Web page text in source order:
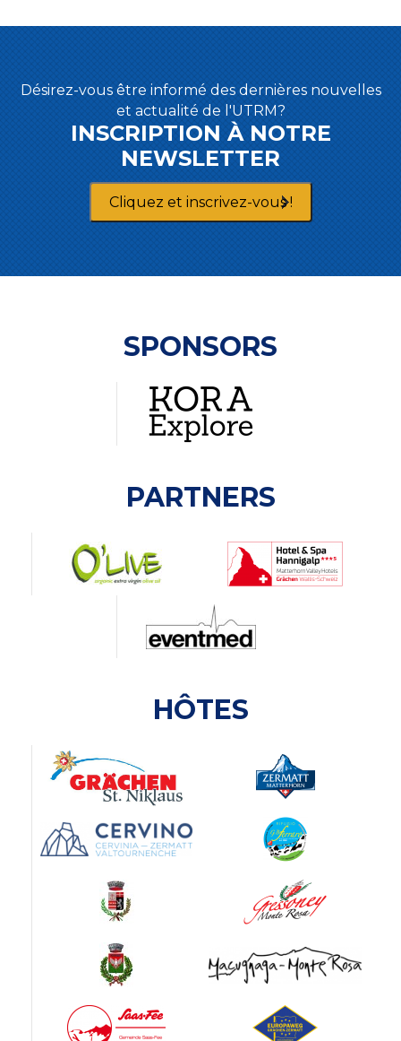
Désirez-vous être informé des dernières nouvelles
et actualité de l'UTRM?
INSCRIPTION À NOTRE
NEWSLETTER
Cliquez et inscrivez-vous !
SPONSORS
PARTNERS
HÔTES